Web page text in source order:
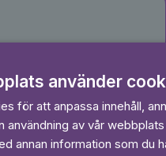
använder
för att anpassa innehåll,
användning av vår
annan information som du